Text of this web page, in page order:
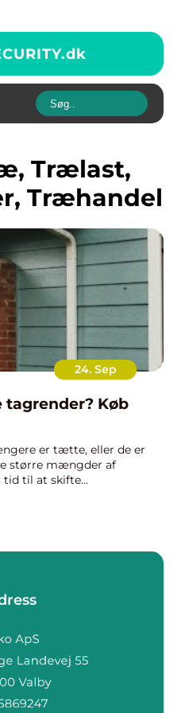
dk
Træhandel
24. Sep
tagrender? Køb
er tætte, eller de er
større mængder af
tid til at skifte...